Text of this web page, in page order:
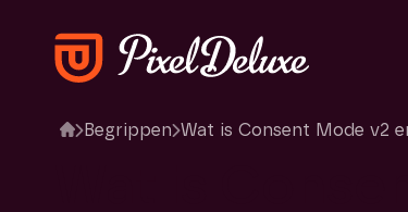
Begrippen Wat is Consent Mode v2